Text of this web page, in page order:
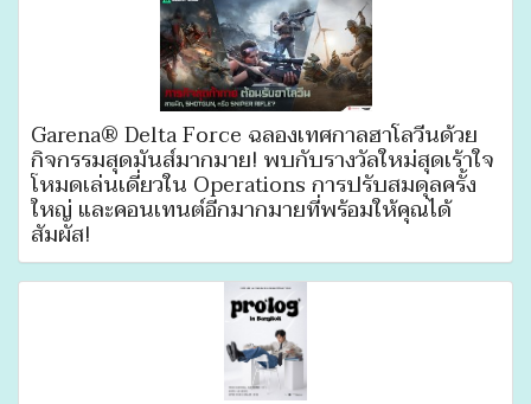
Garena® Delta Force ฉลองเทศกาลฮาโลวีนด้วย
กิจกรรมสุดมันส์มากมาย! พบกับรางวัลใหม่สุดเร้าใจ
โหมดเล่นเดี่ยวใน Operations การปรับสมดุลครั้ง
ใหญ่ และคอนเทนต์อีกมากมายที่พร้อมให้คุณได้
สัมผัส!